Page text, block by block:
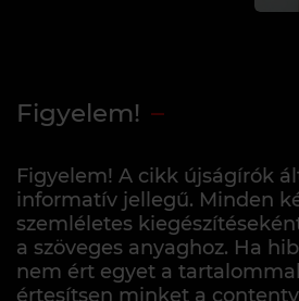
Figyelem!
Figyelem! A cikk újságírók
informatív jellegű. Minden
szemléletes
a szöveges anyaghoz. Ha
nem ért egyet a
értesítsen minket a